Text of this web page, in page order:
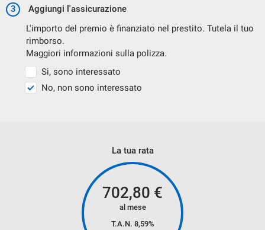
FINANZIA LA TUA AUTO
POTRAI SCEGLIERE FRA NUMEROSE TIPOLOGIE DI
INCENDIO, KASKO, ESTENSIONI GARANZIE E PACCHETTI
CONTATTA I NOSTRI CONSULENTI PER AVERE LA
SOLUZIONE PIU' ADATTA ALLE TUE ESIGENZE.
3
Aggiungi l'assicurazione
L'importo del premio è finanziato nel prestito. Tutela il tuo
rimborso.
Maggiori informazioni sulla polizza.
Si, sono interessato
No, non sono interessato
La tua rata
702,80 €
al mese
T.A.N. 8,59%